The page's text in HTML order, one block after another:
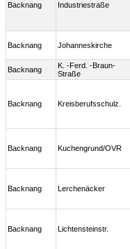
Backnang Industriestraße
Backnang Johanneskirche
Backnang
K. -Ferd. -Braun-
Straße
Backnang Kreisberufsschulz.
Backnang Kuchengrund/OVR
Backnang Lerchenäcker
Backnang Lichtensteinstr.